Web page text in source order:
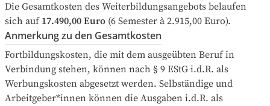
Die Gesamtkosten des Weiterbildungsangebots belaufen
sich auf 17.490,00 Euro (6 Semester à 2.915,00 Euro).
Anmerkung zu den Gesamtkosten
Fortbildungskosten, die mit dem ausgeübten Beruf in
Verbindung stehen, können nach § 9 EStG i.d.R. als
Werbungskosten abgesetzt werden. Selbständige und
Arbeitgeber*innen können die Ausgaben i.d.R. als